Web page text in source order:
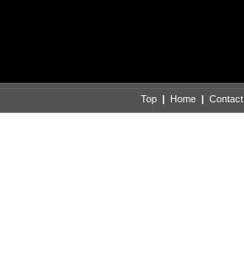
Top | Home | Contact